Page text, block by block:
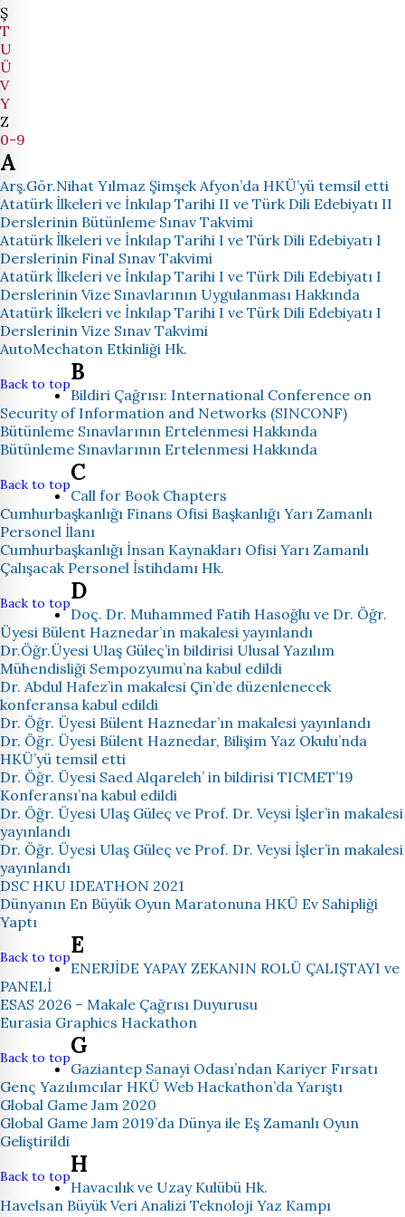
Ş
T
U
Ü
V
Y
Z
0-9
A
Arş.Gör.Nihat Yılmaz Şimşek Afyon’da HKÜ’yü temsil etti
Atatürk İlkeleri ve İnkılap Tarihi II ve Türk Dili Edebiyatı II
Derslerinin Bütünleme Sınav Takvimi
Atatürk İlkeleri ve İnkılap Tarihi I ve Türk Dili Edebiyatı I
Derslerinin Final Sınav Takvimi
Atatürk İlkeleri ve İnkılap Tarihi I ve Türk Dili Edebiyatı I
Derslerinin Vize Sınavlarının Uygulanması Hakkında
Atatürk İlkeleri ve İnkılap Tarihi I ve Türk Dili Edebiyatı I
Derslerinin Vize Sınav Takvimi
AutoMechaton Etkinliği Hk.
Back to topB
Bildiri Çağrısı: International Conference on
Security of Information and Networks (SINCONF)
Bütünleme Sınavlarının Ertelenmesi Hakkında
Bütünleme Sınavlarının Ertelenmesi Hakkında
Back to topC
Call for Book Chapters
Cumhurbaşkanlığı Finans Ofisi Başkanlığı Yarı Zamanlı
Personel İlanı
Cumhurbaşkanlığı İnsan Kaynakları Ofisi Yarı Zamanlı
Çalışacak Personel İstihdamı Hk.
Back to topD
Doç. Dr. Muhammed Fatih Hasoğlu ve Dr. Öğr.
Üyesi Bülent Haznedar’ın makalesi yayınlandı
Dr.Öğr.Üyesi Ulaş Güleç’in bildirisi Ulusal Yazılım
Mühendisliği Sempozyumu’na kabul edildi
Dr. Abdul Hafez’in makalesi Çin’de düzenlenecek
konferansa kabul edildi
Dr. Öğr. Üyesi Bülent Haznedar’ın makalesi yayınlandı
Dr. Öğr. Üyesi Bülent Haznedar, Bilişim Yaz Okulu’nda
HKÜ’yü temsil etti
Dr. Öğr. Üyesi Saed Alqareleh’ in bildirisi TICMET’19
Konferansı’na kabul edildi
Dr. Öğr. Üyesi Ulaş Güleç ve Prof. Dr. Veysi İşler’in makalesi
yayınlandı
Dr. Öğr. Üyesi Ulaş Güleç ve Prof. Dr. Veysi İşler’in makalesi
yayınlandı
DSC HKU IDEATHON 2021
Dünyanın En Büyük Oyun Maratonuna HKÜ Ev Sahipliği
Yaptı
Back to topE
ENERJİDE YAPAY ZEKANIN ROLÜ ÇALIŞTAYI ve
PANELİ
ESAS 2026 – Makale Çağrısı Duyurusu
Eurasia Graphics Hackathon
Back to topG
Gaziantep Sanayi Odası’ndan Kariyer Fırsatı
Genç Yazılımcılar HKÜ Web Hackathon’da Yarıştı
Global Game Jam 2020
Global Game Jam 2019’da Dünya ile Eş Zamanlı Oyun
Geliştirildi
Back to topH
Havacılık ve Uzay Kulübü Hk.
Havelsan Büyük Veri Analizi Teknoloji Yaz Kampı